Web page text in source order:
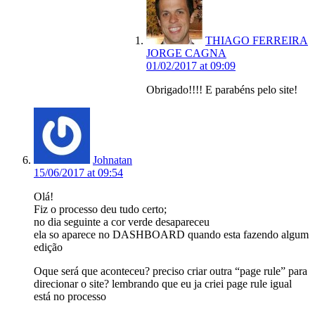
THIAGO FERREIRA
JORGE CAGNA
01/02/2017 at 09:09
Obrigado!!!! E parabéns pelo site!
Johnatan
15/06/2017 at 09:54
Olá!
Fiz o processo deu tudo certo;
no dia seguinte a cor verde desapareceu
ela so aparece no DASHBOARD quando esta fazendo algum
edição
Oque será que aconteceu? preciso criar outra “page rule” para
direcionar o site? lembrando que eu ja criei page rule igual
está no processo